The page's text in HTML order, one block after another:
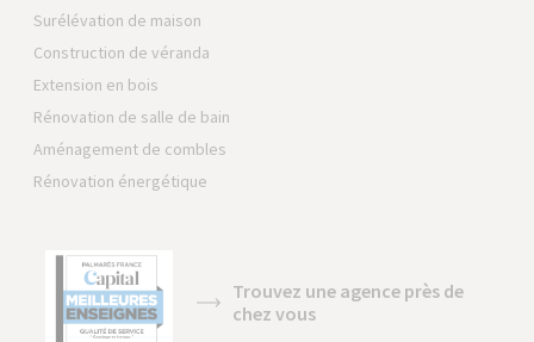
Surélévation de maison
Construction de véranda
Extension en bois
Rénovation de salle de bain
Aménagement de combles
Rénovation énergétique
Trouvez une agence près de
chez vous